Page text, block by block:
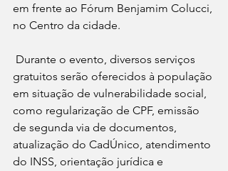
em frente ao Fórum Benjamim Colucci,
no Centro da cidade.
Durante o evento, diversos serviços
gratuitos serão oferecidos à população
em situação de vulnerabilidade social,
como regularização de CPF, emissão
de segunda via de documentos,
atualização do CadÚnico, atendimento
do INSS, orientação jurídica e